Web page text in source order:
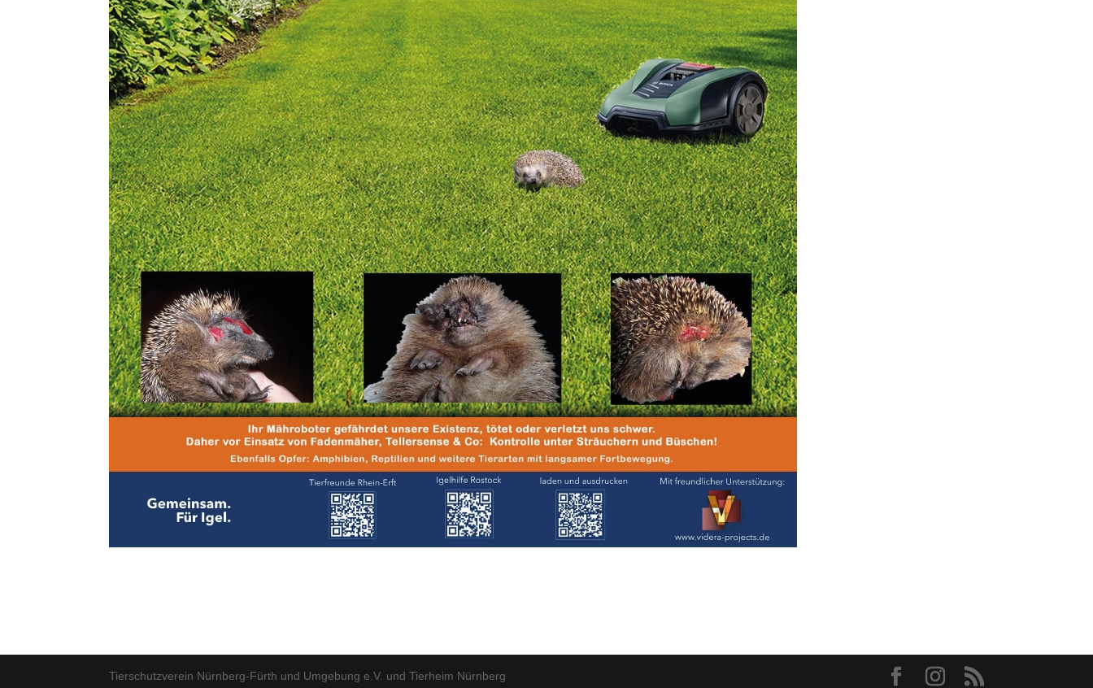
Tierschutzverein Nürnberg-Fürth und Umgebung e.V. und Tierheim Nürnberg